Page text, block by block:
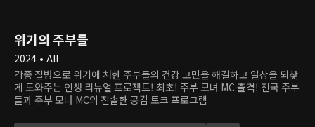
위기의 주부들
2024 • All
각종 질병으로 위기에 처한 주부들의 건강 고민을 해결하고 일상을 되찾
게 도와주는 인생 리뉴얼 프로젝트! 최초! 주부 모녀 MC 출격! 전국 주부
들과 주부 모녀 MC의 진솔한 공감 토크 프로그램